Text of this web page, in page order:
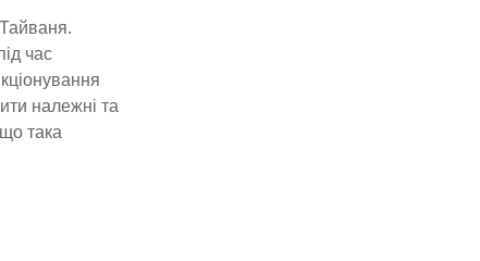
час
належні та
така